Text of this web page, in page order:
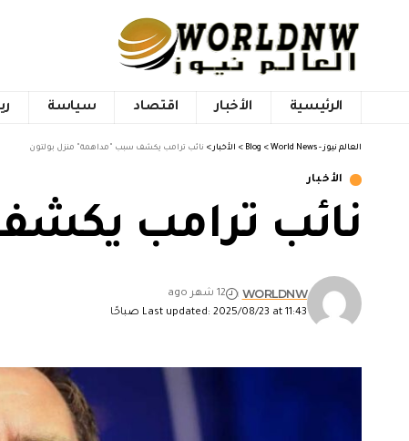
الرئيسية الأخبار اقتصاد سياسة
العالم نيوز - World News >
Blog
> الأخبار > نائب ترامب يكشف سبب "مداهمة" منزل بولتون
الأخبار
نائب ترامب
Last updated: 2025/08/23 at 11:43 صباحًا
WORLDNW
12 شهر ago